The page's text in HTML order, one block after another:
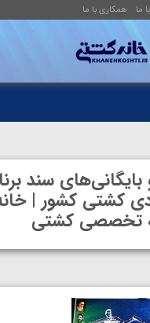
ما همکاری با ما
بایگانی‌های سند
کشتی کشور |
تخصصی کشتی